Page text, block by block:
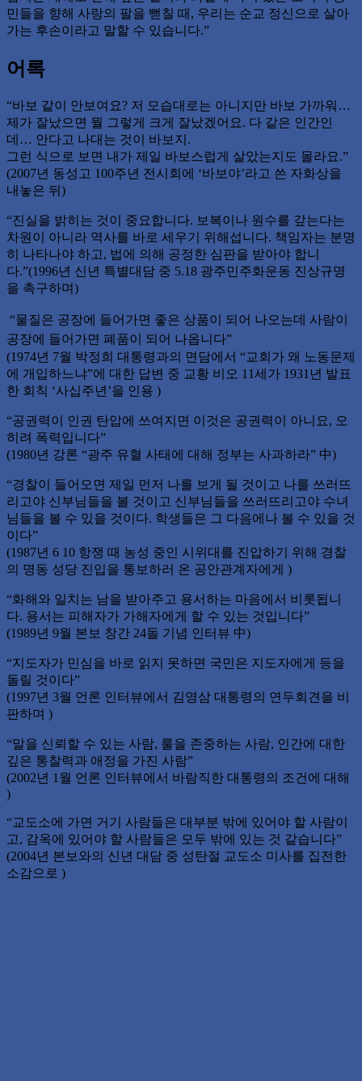
민들을 향해 사랑의 팔을 뻗칠 때, 우리는 순교 정신으로 살아
가는 후손이라고 말할 수 있습니다.”
어록
“바보 같이 안보여요? 저 모습대로는 아니지만 바보 가까워…
제가 잘났으면 뭘 그렇게 크게 잘났겠어요. 다 같은 인간인
데… 안다고 나대는 것이 바보지.
그런 식으로 보면 내가 제일 바보스럽게 살았는지도 몰라요.”
(2007년 동성고 100주년 전시회에 ‘바보야’라고 쓴 자화상을
내놓은 뒤)
“진실을 밝히는 것이 중요합니다. 보복이나 원수를 갚는다는
차원이 아니라 역사를 바로 세우기 위해섭니다. 책임자는 분명
히 나타나야 하고, 법에 의해 공정한 심판을 받아야 합니
다.”(1996년 신년 특별대담 중 5.18 광주민주화운동 진상규명
을 촉구하며)
“물질은 공장에 들어가면 좋은 상품이 되어 나오는데 사람이
공장에 들어가면 폐품이 되어 나옵니다”
(1974년 7월 박정희 대통령과의 면담에서 “교회가 왜 노동문제
에 개입하느냐”에 대한 답변 중 교황 비오 11세가 1931년 발표
한 회칙 ‘사십주년’을 인용 )
“공권력이 인권 탄압에 쓰여지면 이것은 공권력이 아니요, 오
히려 폭력입니다”
(1980년 강론 “광주 유혈 사태에 대해 정부는 사과하라” 中)
“경찰이 들어오면 제일 먼저 나를 보게 될 것이고 나를 쓰러뜨
리고야 신부님들을 볼 것이고 신부님들을 쓰러뜨리고야 수녀
님들을 볼 수 있을 것이다. 학생들은 그 다음에나 볼 수 있을 것
이다”
(1987년 6 10 항쟁 때 농성 중인 시위대를 진압하기 위해 경찰
의 명동 성당 진입을 통보하러 온 공안관계자에게 )
“화해와 일치는 남을 받아주고 용서하는 마음에서 비롯됩니
다. 용서는 피해자가 가해자에게 할 수 있는 것입니다”
(1989년 9월 본보 창간 24돌 기념 인터뷰 中)
“지도자가 민심을 바로 읽지 못하면 국민은 지도자에게 등을
돌릴 것이다”
(1997년 3월 언론 인터뷰에서 김영삼 대통령의 연두회견을 비
판하며 )
“말을 신뢰할 수 있는 사람, 룰을 존중하는 사람, 인간에 대한
깊은 통찰력과 애정을 가진 사람”
(2002년 1월 언론 인터뷰에서 바람직한 대통령의 조건에 대해
)
“교도소에 가면 거기 사람들은 대부분 밖에 있어야 할 사람이
고, 감옥에 있어야 할 사람들은 모두 밖에 있는 것 같습니다”
(2004년 본보와의 신년 대담 중 성탄절 교도소 미사를 집전한
소감으로 )